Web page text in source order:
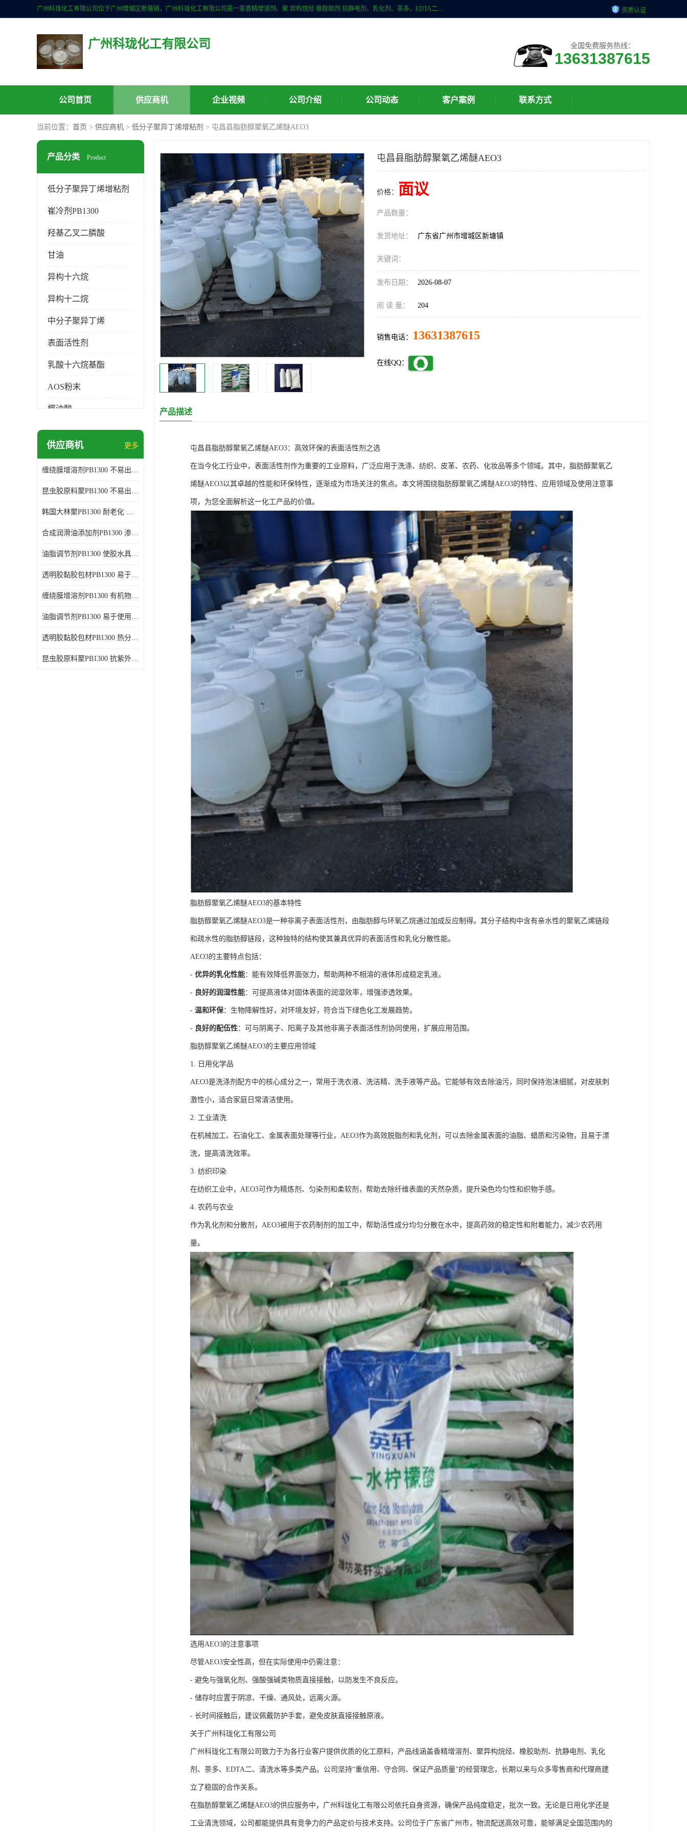
广州科珑化工有限公司位于广州增城区新塘镇，广州科珑化工有限公司是一家香精增溶剂、聚 异构烷烃 橡胶助剂 抗静电剂、乳化剂、茶多、EDTA二、清洗水等产品的经销批发。公司实力雄厚，重信用、守合同、保证产品质量，以多品种经营特色和薄利多销的原则，赢得了广大客户的信任。 资质认证
广州科珑化工有限公司 全国免费服务热线：
13631387615
公司首页 供应商机 企业视频 公司介绍 公司动态 客户案例 联系方式
当前位置： 首页 > 供应商机 > 低分子聚异丁烯增粘剂 > 屯昌县脂肪醇聚氧乙烯醚AEO3
产品分类 Product
低分子聚异丁烯增粘剂
崔冷剂PB1300
羟基乙叉二膦酸
甘油
异构十六烷
异构十二烷
中分子聚异丁烯
表面活性剂
乳酸十六烷基酯
AOS粉末
椰油酸
月桂醇磺基琥珀酸酯二钠
谷氨酸钠
阳离子表面活性剂
供应商机 更多
缠绕膜增溶剂PB1300 不易出现分层沉淀 应用范围广
昆虫胶原料聚PB1300 不易出现分层沉淀 耐老化
韩国大林聚PB1300 耐老化 应用范围广
合成润滑油添加剂PB1300 渗透性好 使涂料具有更高的粘度
油脂调节剂PB1300 使胶水具有更好的透明度 耐老化
透明胶黏胶包材PB1300 易于使用和加工 耐老化
缠绕膜增溶剂PB1300 有机物质相容性好 易于使用和加工
油脂调节剂PB1300 易于使用和加工 化学稳定性好
透明胶黏胶包材PB1300 热分解后无残留物 良好的溶解性能
昆虫胶原料聚PB1300 抗紫外线性能好 应用范围广
屯昌县脂肪醇聚氧乙烯醚AEO3
价格： 面议
产品数量：
发货地址： 广东省广州市增城区新塘镇
关键词：
发布日期： 2026-08-07
阅 读 量： 204
销售电话： 13631387615
在线QQ：
产品描述
屯昌县脂肪醇聚氧乙烯醚AEO3：高效环保的表面活性剂之选
在当今化工行业中，表面活性剂作为重要的工业原料，广泛应用于洗涤、纺织、皮革、农药、化妆品等多个领域。其中，脂肪醇聚氧乙
烯醚AEO3以其卓越的性能和环保特性，逐渐成为市场关注的焦点。本文将围绕脂肪醇聚氧乙烯醚AEO3的特性、应用领域及使用注意事
项，为您全面解析这一化工产品的价值。
脂肪醇聚氧乙烯醚AEO3的基本特性
脂肪醇聚氧乙烯醚AEO3是一种非离子表面活性剂，由脂肪醇与环氧乙烷通过加成反应制得。其分子结构中含有亲水性的聚氧乙烯链段
和疏水性的脂肪醇链段，这种独特的结构使其兼具优异的表面活性和乳化分散性能。
AEO3的主要特点包括：
- 优异的乳化性能：能有效降低界面张力，帮助两种不相溶的液体形成稳定乳液。
- 良好的润湿性能：可提高液体对固体表面的润湿效率，增强渗透效果。
- 温和环保：生物降解性好，对环境友好，符合当下绿色化工发展趋势。
- 良好的配伍性：可与阴离子、阳离子及其他非离子表面活性剂协同使用，扩展应用范围。
脂肪醇聚氧乙烯醚AEO3的主要应用领域
1. 日用化学品
AEO3是洗涤剂配方中的核心成分之一，常用于洗衣液、洗洁精、洗手液等产品。它能够有效去除油污，同时保持泡沫细腻，对皮肤刺
激性小，适合家庭日常清洁使用。
2. 工业清洗
在机械加工、石油化工、金属表面处理等行业，AEO3作为高效脱脂剂和乳化剂，可以去除金属表面的油脂、蜡质和污染物，且易于漂
洗，提高清洗效率。
3. 纺织印染
在纺织工业中，AEO3可作为精炼剂、匀染剂和柔软剂，帮助去除纤维表面的天然杂质，提升染色均匀性和织物手感。
4. 农药与农业
作为乳化剂和分散剂，AEO3被用于农药制剂的加工中，帮助活性成分均匀分散在水中，提高药效的稳定性和附着能力，减少农药用
量。
选用AEO3的注意事项
尽管AEO3安全性高，但在实际使用中仍需注意：
- 避免与强氧化剂、强酸强碱类物质直接接触，以防发生不良反应。
- 储存时应置于阴凉、干燥、通风处，远离火源。
- 长时间接触后，建议佩戴防护手套，避免皮肤直接接触原液。
关于广州科珑化工有限公司
广州科珑化工有限公司致力于为各行业客户提供优质的化工原料，产品线涵盖香精增溶剂、聚异构烷烃、橡胶助剂、抗静电剂、乳化
剂、茶多、EDTA二、清洗水等多类产品。公司坚持“重信用、守合同、保证产品质量”的经营理念，长期以来与众多零售商和代理商建
立了稳固的合作关系。
在脂肪醇聚氧乙烯醚AEO3的供应服务中，广州科珑化工有限公司依托自身资源，确保产品纯度稳定，批次一致。无论是日用化学还是
工业清洗领域，公司都能提供具有竞争力的产品定价与技术支持。公司位于广东省广州市，物流配送高效可靠，能够满足全国范围内的